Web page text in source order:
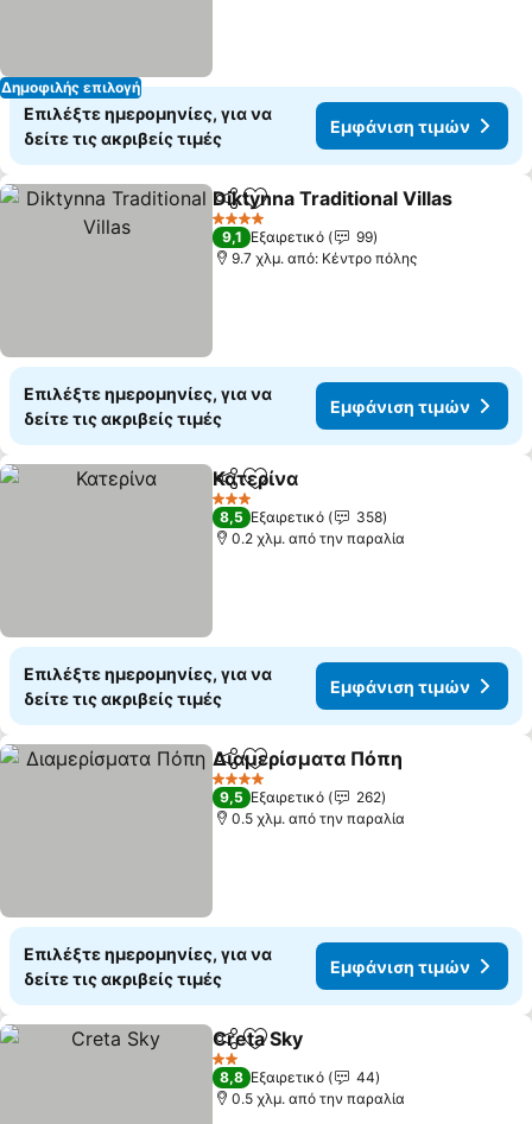
Δημοφιλής επιλογή
Επιλέξτε ημερομηνίες, για να
δείτε τις ακριβείς τιμές
Εμφάνιση τιμών
Κοινοποίηση
Προσθήκη στα αγαπημένα
Diktynna Traditional Villas
4 Αστέρια
9,1 Εξαιρετικό
99
9.7 χλμ. από: Κέντρο πόλης
Επιλέξτε ημερομηνίες, για να
δείτε τις ακριβείς τιμές
Εμφάνιση τιμών
Κοινοποίηση
Προσθήκη στα αγαπημένα
Κατερίνα
3 Αστέρια
8,5 Εξαιρετικό
358
0.2 χλμ. από την παραλία
Επιλέξτε ημερομηνίες, για να
δείτε τις ακριβείς τιμές
Εμφάνιση τιμών
Κοινοποίηση
Προσθήκη στα αγαπημένα
Διαμερίσματα Πόπη
4 Αστέρια
9,5 Εξαιρετικό
262
0.5 χλμ. από την παραλία
Επιλέξτε ημερομηνίες, για να
δείτε τις ακριβείς τιμές
Εμφάνιση τιμών
Κοινοποίηση
Προσθήκη στα αγαπημένα
Creta Sky
2 Αστέρια
8,8 Εξαιρετικό
44
0.5 χλμ. από την παραλία